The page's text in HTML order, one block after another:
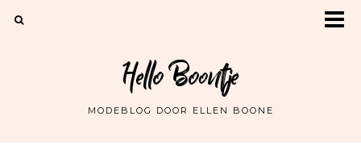
Hello Boontje
MODEBLOG DOOR ELLEN BOONE